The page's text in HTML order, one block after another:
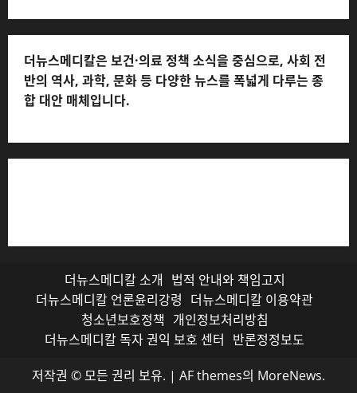
더뉴스메디칼은 보건·의료 정책 소식을 중심으로, 사회 전
반의 역사, 과학, 문화 등 다양한 뉴스를 폭넓게 다루는 종
합 대안 매체입니다.
더뉴스메디칼 소개 법적 안내와 책임고지
더뉴스메디칼 언론윤리강령 더뉴스메디칼 이용약관
청소년보호정책 개인정보처리방침
더뉴스메디칼 독자 권익 보호 센터 반론정정보도
저작권 © 모든 권리 보유. | AF themes의 MoreNews.